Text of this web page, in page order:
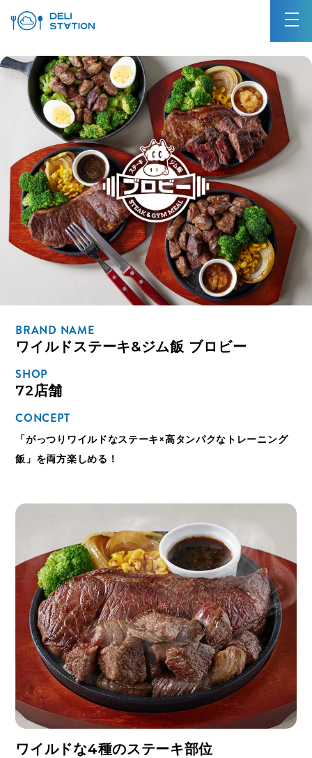
BRAND NAME
ワイルドステーキ&ジム飯 ブロビー
SHOP
72店舗
CONCEPT
「がっつりワイルドなステーキ×高タンパクなトレーニング
飯」を両方楽しめる！
ワイルドな4種のステーキ部位